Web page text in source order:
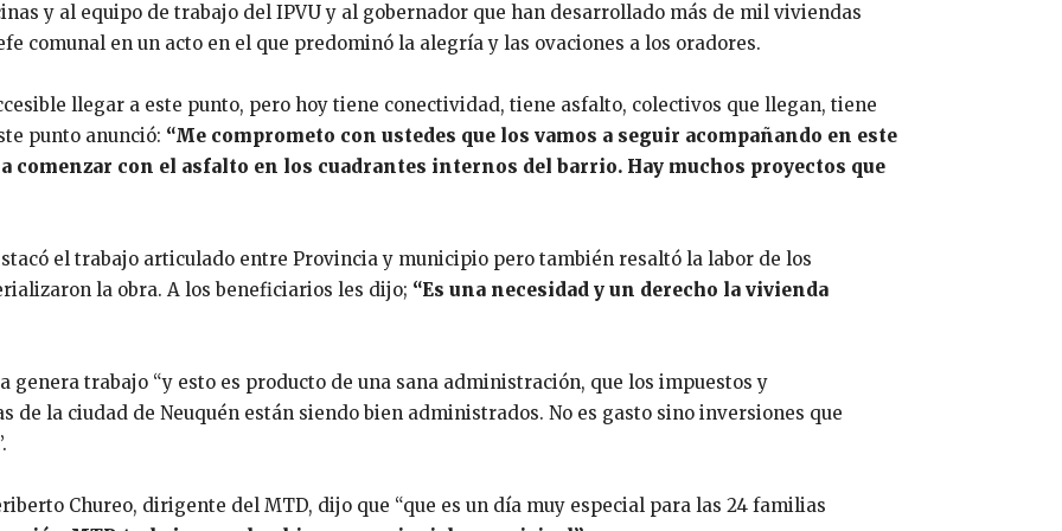
y al equipo de trabajo del IPVU y al gobernador que han desarrollado más de mil viviendas
comunal en un acto en el que predominó la alegría y las ovaciones a los oradores.
llegar a este punto, pero hoy tiene conectividad, tiene asfalto, colectivos que llegan, tiene
punto anunció: “Me comprometo con ustedes que los vamos a seguir acompañando en este
comenzar con el asfalto en los cuadrantes internos del barrio. Hay muchos proyectos que
el trabajo articulado entre Provincia y municipio pero también resaltó la labor de los
la obra. A los beneficiarios les dijo; “Es una necesidad y un derecho la vivienda
genera trabajo “y esto es producto de una sana administración, que los impuestos y
de la ciudad de Neuquén están siendo bien administrados. No es gasto sino inversiones que
Chureo, dirigente del MTD, dijo que “que es un día muy especial para las 24 familias